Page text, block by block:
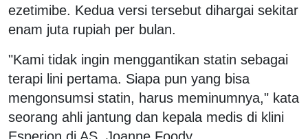
ezetimibe. Kedua versi tersebut dihargai sekitar
enam juta rupiah per bulan.
"Kami tidak ingin menggantikan statin sebagai
terapi lini pertama. Siapa pun yang bisa
mengonsumsi statin, harus meminumnya," kata
seorang ahli jantung dan kepala medis di klini